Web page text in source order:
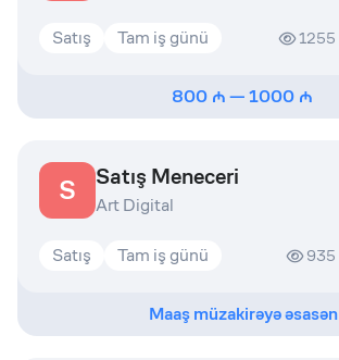
Satış Tam iş günü 1255
800 —1000
S Satış Meneceri
Art Digital
Satış Tam iş günü 935
Maaş müzakirəyə əsasən